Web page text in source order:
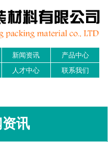
新闻资讯
产品中心
人才中心 联系我们
讯